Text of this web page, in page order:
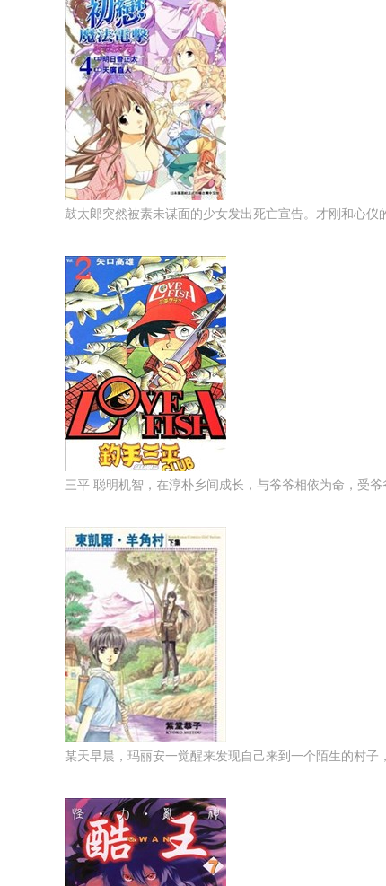
鼓太郎突然被素未谋面的少女发出死亡宣告。才刚和心仪
三平 聪明机智，在淳朴乡间成长，与爷爷相依为命，受爷
某天早晨，玛丽安一觉醒来发现自己来到一个陌生的村子